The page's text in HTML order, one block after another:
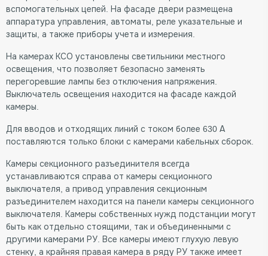
вспомогательных цепей. На фасаде двери размещена
аппаратура управления, автоматы, реле указательные и
защиты, а также приборы учета и измерения.
На камерах КСО установлены светильники местного
освещения, что позволяет безопасно заменять
перегоревшие лампы без отключения напряжения.
Выключатель освещения находится на фасаде каждой
камеры.
Для вводов и отходящих линий с током более 630 А
поставляются только блоки с камерами кабельных сборок.
Камеры секционного разъединителя всегда
устанавливаются справа от камеры секционного
выключателя, а привод управления секционным
разъединителем находится на панели камеры секционного
выключателя. Камеры собственных нужд подстанции могут
быть как отдельно стоящими, так и объединенными с
другими камерами РУ. Все камеры имеют глухую левую
стенку, а крайняя правая камера в ряду РУ также имеет